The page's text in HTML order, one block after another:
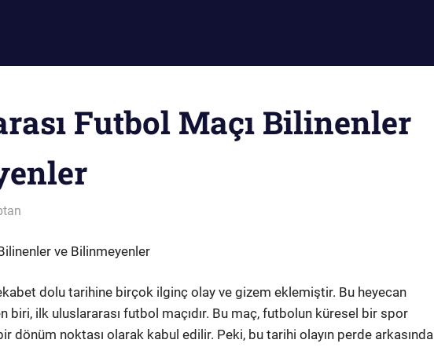
Futbol Maçı Bilinenler
ve Bilinmeyenler
dolu tarihine birçok ilginç olay ve gizem eklemiştir. Bu heyecan
biri, ilk uluslararası futbol maçıdır. Bu maç, futbolun küresel bir spor
dönüm noktası olarak kabul edilir. Peki, bu tarihi olayın perde arkasında